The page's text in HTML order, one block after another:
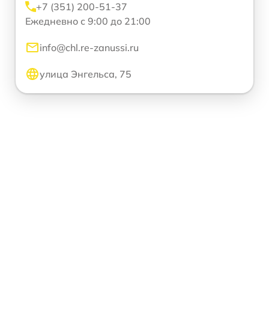
+7 (351) 200-51-37
Ежедневно с 9:00 до 21:00
info@chl.re-zanussi.ru
улица Энгельса, 75